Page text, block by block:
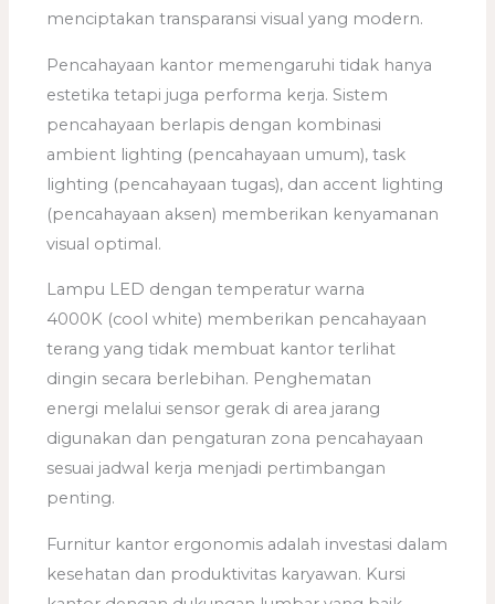
menciptakan transparansi visual yang modern.
Pencahayaan kantor memengaruhi tidak hanya
estetika tetapi juga performa kerja. Sistem
pencahayaan berlapis dengan kombinasi
ambient lighting (pencahayaan umum), task
lighting (pencahayaan tugas), dan accent lighting
(pencahayaan aksen) memberikan kenyamanan
visual optimal.
Lampu LED dengan temperatur warna
4000K (cool white) memberikan pencahayaan
terang yang tidak membuat kantor terlihat
dingin secara berlebihan. Penghematan
energi melalui sensor gerak di area jarang
digunakan dan pengaturan zona pencahayaan
sesuai jadwal kerja menjadi pertimbangan
penting.
Furnitur kantor ergonomis adalah investasi dalam
kesehatan dan produktivitas karyawan. Kursi